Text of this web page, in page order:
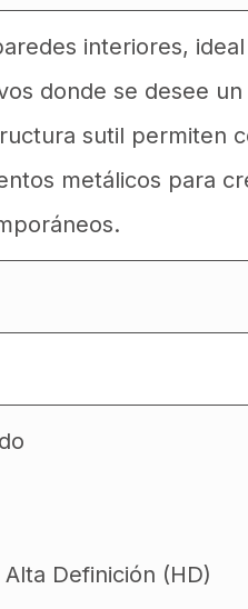
interiores,
donde se desee
sutil permiten
metálicos para
Definición (HD)